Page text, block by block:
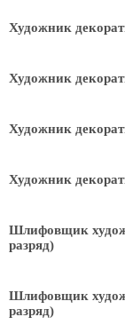
Художник
Художник
Художник
Художник
Шлифовщик
разряд)
Шлифовщик
разряд)